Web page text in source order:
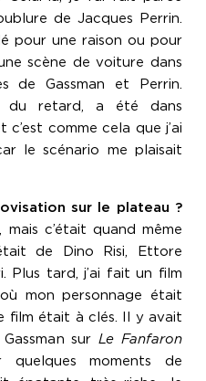
de Jacques Perrin.
pour une raison ou pour
scène de voiture dans
de Gassman et Perrin.
du retard, a été dans
c’est comme cela que j’ai
le scénario me plaisait
sur le plateau ?
mais c’était quand même
de Dino Risi, Ettore
Plus tard, j’ai fait un film
mon personnage était
film était à clés. Il y avait
Gassman surLe Fanfaron
quelques moments de